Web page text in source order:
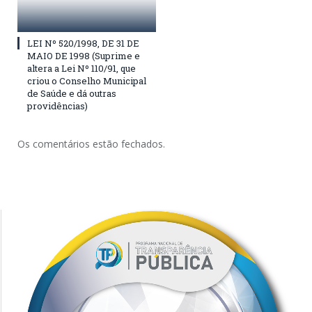
LEI Nº 520/1998, DE 31 DE
MAIO DE 1998 (Suprime e
altera a Lei Nº 110/91, que
criou o Conselho Municipal
de Saúde e dá outras
providências)
Os comentários estão fechados.